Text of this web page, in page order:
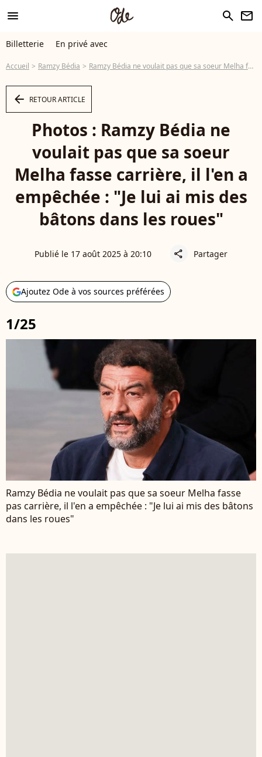
menu search newsletter
Billetterie En privé avec
Accueil Ramzy Bédia Ramzy Bédia ne voulait pas que sa soeur Melha fasse carrière, il l'en a empêchée : "Je lui ai mis des bâtons dans les roues"
arrow_left RETOUR ARTICLE
Photos : Ramzy Bédia ne
voulait pas que sa soeur
Melha fasse carrière, il l'en a
empêchée : "Je lui ai mis des
bâtons dans les roues"
Publié le 17 août 2025 à 20:10 share Partager
Ajoutez Ode à vos sources préférées
1/25
Ramzy Bédia ne voulait pas que sa soeur Melha fasse
pas carrière, il l'en a empêchée : "Je lui ai mis des bâtons
dans les roues"